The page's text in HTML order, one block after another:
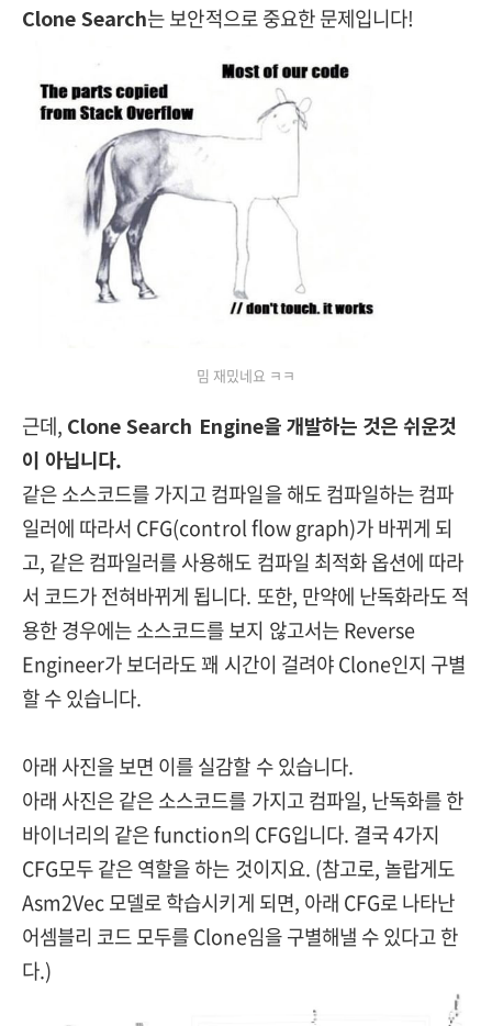
Clone Search는 보안적으로 중요한 문제입니다!
밈 재밌네요 ㅋㅋ
근데, Clone Search Engine을 개발하는 것은 쉬운것
이 아닙니다.
같은 소스코드를 가지고 컴파일을 해도 컴파일하는 컴파
일러에 따라서 CFG(control flow graph)가 바뀌게 되
고, 같은 컴파일러를 사용해도 컴파일 최적화 옵션에 따라
서 코드가 전혀바뀌게 됩니다. 또한, 만약에 난독화라도 적
용한 경우에는 소스코드를 보지 않고서는 Reverse
Engineer가 보더라도 꽤 시간이 걸려야 Clone인지 구별
할 수 있습니다.
아래 사진을 보면 이를 실감할 수 있습니다.
아래 사진은 같은 소스코드를 가지고 컴파일, 난독화를 한
바이너리의 같은 function의 CFG입니다. 결국 4가지
CFG모두 같은 역할을 하는 것이지요. (참고로, 놀랍게도
Asm2Vec 모델로 학습시키게 되면, 아래 CFG로 나타난
어셈블리 코드 모두를 Clone임을 구별해낼 수 있다고 한
다.)